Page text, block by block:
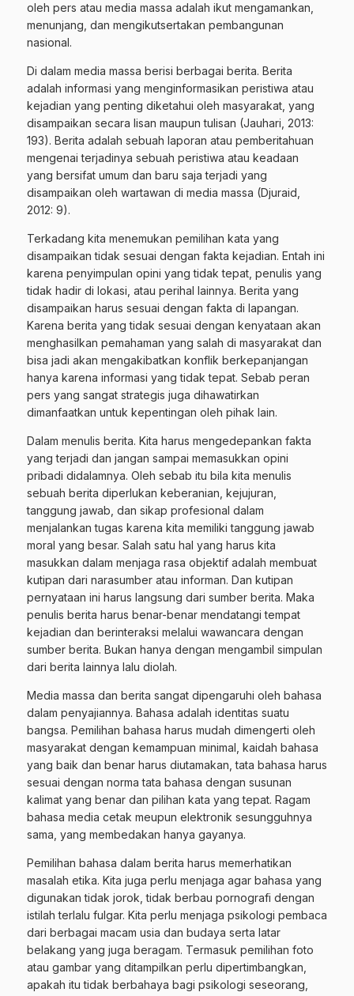
oleh pers atau media massa adalah ikut mengamankan,
menunjang, dan mengikutsertakan pembangunan
nasional.
Di dalam media massa berisi berbagai berita. Berita
adalah informasi yang menginformasikan peristiwa atau
kejadian yang penting diketahui oleh masyarakat, yang
disampaikan secara lisan maupun tulisan (Jauhari, 2013:
193). Berita adalah sebuah laporan atau pemberitahuan
mengenai terjadinya sebuah peristiwa atau keadaan
yang bersifat umum dan baru saja terjadi yang
disampaikan oleh wartawan di media massa (Djuraid,
2012: 9).
Terkadang kita menemukan pemilihan kata yang
disampaikan tidak sesuai dengan fakta kejadian. Entah ini
karena penyimpulan opini yang tidak tepat, penulis yang
tidak hadir di lokasi, atau perihal lainnya. Berita yang
disampaikan harus sesuai dengan fakta di lapangan.
Karena berita yang tidak sesuai dengan kenyataan akan
menghasilkan pemahaman yang salah di masyarakat dan
bisa jadi akan mengakibatkan konflik berkepanjangan
hanya karena informasi yang tidak tepat. Sebab peran
pers yang sangat strategis juga dihawatirkan
dimanfaatkan untuk kepentingan oleh pihak lain.
Dalam menulis berita. Kita harus mengedepankan fakta
yang terjadi dan jangan sampai memasukkan opini
pribadi didalamnya. Oleh sebab itu bila kita menulis
sebuah berita diperlukan keberanian, kejujuran,
tanggung jawab, dan sikap profesional dalam
menjalankan tugas karena kita memiliki tanggung jawab
moral yang besar. Salah satu hal yang harus kita
masukkan dalam menjaga rasa objektif adalah membuat
kutipan dari narasumber atau informan. Dan kutipan
pernyataan ini harus langsung dari sumber berita. Maka
penulis berita harus benar-benar mendatangi tempat
kejadian dan berinteraksi melalui wawancara dengan
sumber berita. Bukan hanya dengan mengambil simpulan
dari berita lainnya lalu diolah.
Media massa dan berita sangat dipengaruhi oleh bahasa
dalam penyajiannya. Bahasa adalah identitas suatu
bangsa. Pemilihan bahasa harus mudah dimengerti oleh
masyarakat dengan kemampuan minimal, kaidah bahasa
yang baik dan benar harus diutamakan, tata bahasa harus
sesuai dengan norma tata bahasa dengan susunan
kalimat yang benar dan pilihan kata yang tepat. Ragam
bahasa media cetak meupun elektronik sesungguhnya
sama, yang membedakan hanya gayanya.
Pemilihan bahasa dalam berita harus memerhatikan
masalah etika. Kita juga perlu menjaga agar bahasa yang
digunakan tidak jorok, tidak berbau pornografi dengan
istilah terlalu fulgar. Kita perlu menjaga psikologi pembaca
dari berbagai macam usia dan budaya serta latar
belakang yang juga beragam. Termasuk pemilihan foto
atau gambar yang ditampilkan perlu dipertimbangkan,
apakah itu tidak berbahaya bagi psikologi seseorang,